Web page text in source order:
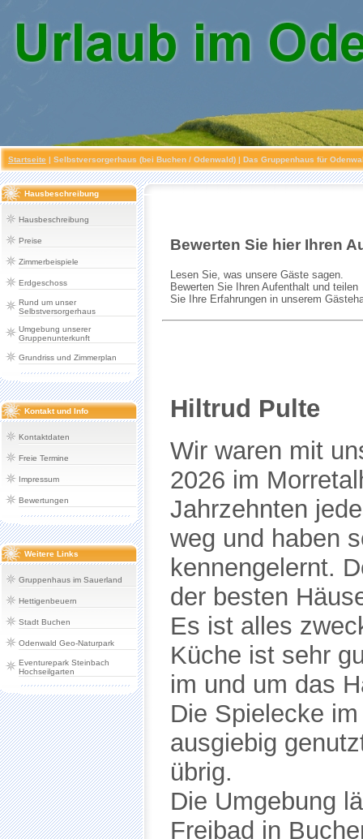
Startseite | Selbstversorgerhaus (bei Buchen / Odenwald) | Das Gruppenhaus für
Hausbeschreibung
Hausbeschreibung
Preise
Zimmerbeispiele
Erdgeschoss
Rund um unser
Selbstversorgerhaus
Umgebung unserer
Gruppenunterkunft
Grundriss und Zimmerplan
Kontakt und Info
Kontaktdaten
Freie Termine
Impressum
Bewertungen
Weitere Links
Gruppenhaus im Sauerland
Hettigenbeuern
Stadt Buchen
Odenwald Geo-Naturpark
Eventurepark Steinbach
Hochseilgarten